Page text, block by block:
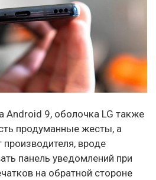
Android 9, оболочка LG также
продуманные жесты, а
вроде
панель уведомлений при
на обратной стороне